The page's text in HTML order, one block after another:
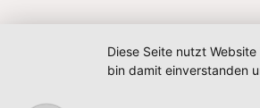
Diese Seite nutzt
bin damit einverstanden